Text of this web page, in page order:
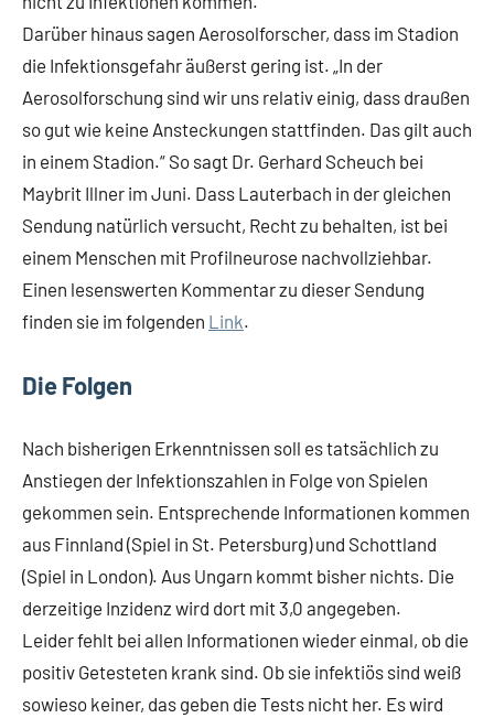
Darüber hinaus sagen Aerosolforscher, dass im Stadion
die Infektionsgefahr äußerst gering ist. „In der
Aerosolforschung sind wir uns relativ einig, dass draußen
so gut wie keine Ansteckungen stattfinden. Das gilt auch
in einem Stadion.“ So sagt Dr. Gerhard Scheuch bei
Maybrit Illner im Juni. Dass Lauterbach in der gleichen
Sendung natürlich versucht, Recht zu behalten, ist bei
einem Menschen mit Profilneurose nachvollziehbar.
Einen lesenswerten Kommentar zu dieser Sendung
finden sie im folgenden Link.
Die Folgen
Nach bisherigen Erkenntnissen soll es tatsächlich zu
Anstiegen der Infektionszahlen in Folge von Spielen
gekommen sein. Entsprechende Informationen kommen
aus Finnland (Spiel in St. Petersburg) und Schottland
(Spiel in London). Aus Ungarn kommt bisher nichts. Die
derzeitige Inzidenz wird dort mit 3,0 angegeben.
Leider fehlt bei allen Informationen wieder einmal, ob die
positiv Getesteten krank sind. Ob sie infektiös sind weiß
sowieso keiner, das geben die Tests nicht her. Es wird